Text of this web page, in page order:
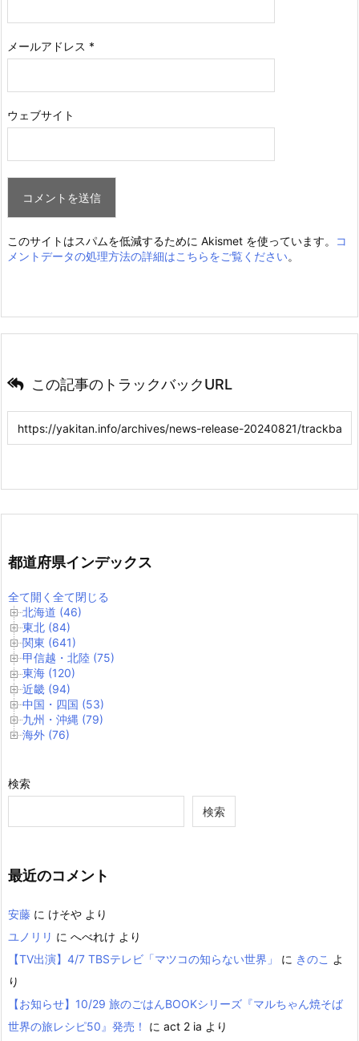
メールアドレス *
ウェブサイト
このサイトはスパムを低減するために Akismet を使っています。
コ
メントデータの処理方法の詳細はこちらをご覧ください。
この記事のトラックバックURL
都道府県インデックス
全て開く 全て閉じる
北海道 (46)
東北 (84)
関東 (641)
甲信越・北陸 (75)
東海 (120)
近畿 (94)
中国・四国 (53)
九州・沖縄 (79)
海外 (76)
検索
検索
最近のコメント
安藤 に けそや より
ユノリリ に へべれけ より
【TV出演】4/7 TBSテレビ「マツコの知らない世界」
に きのこ よ
り
【お知らせ】10/29 旅のごはんBOOKシリーズ『マルちゃん焼そば
世界の旅レシピ50』発売！
に act 2 ia より